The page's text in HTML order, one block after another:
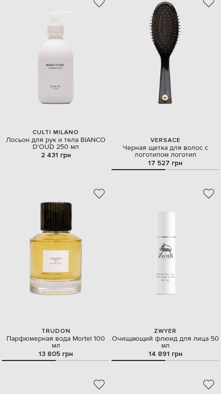
CULTI MILANO
Лосьон для рук и тела BIANCO
D'OUD 250 мл
2 431 грн
VERSACE
Черная щетка для волос с
логотипом логотип
17 527 грн
TRUDON
Парфюмерная вода Mortel 100
мл
13 805 грн
ZWYER
Очищающий флюид для лица 50
мл
14 891 грн